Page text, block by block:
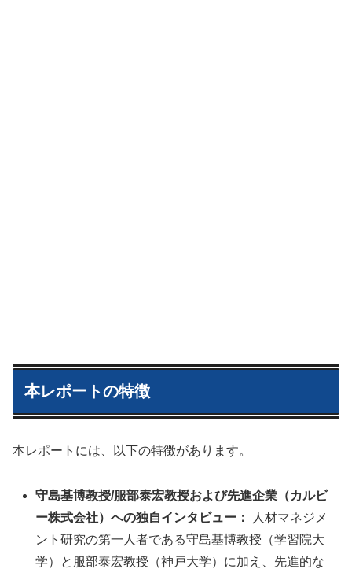
本レポートの特徴
本レポートには、以下の特徴があります。
守島基博教授/服部泰宏教授および先進企業（カルビ
ー株式会社）への独自インタビュー：
人材マネジメ
ント研究の第一人者である守島基博教授（学習院大
学）と服部泰宏教授（神戸大学）に加え、先進的な